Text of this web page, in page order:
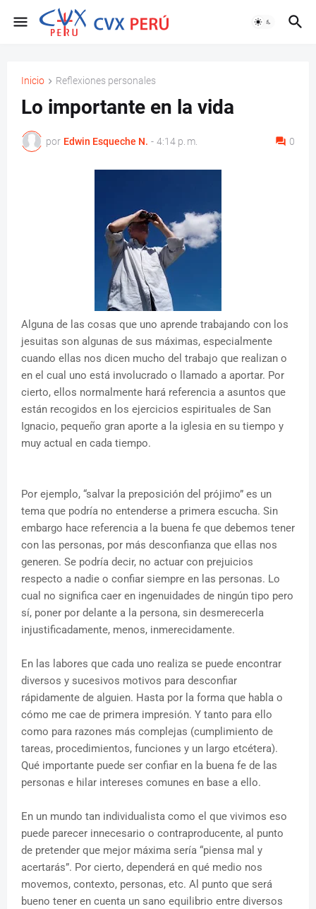
Inicio Reflexiones personales
Lo importante en la vida
por Edwin Esqueche N. - 4:14 p. m. 0
Alguna de las cosas que uno aprende trabajando con los
jesuitas son algunas de sus máximas, especialmente
cuando ellas nos dicen mucho del trabajo que realizan o
en el cual uno está involucrado o llamado a aportar. Por
cierto, ellos normalmente hará referencia a asuntos que
están recogidos en los ejercicios espirituales de San
Ignacio, pequeño gran aporte a la iglesia en su tiempo y
muy actual en cada tiempo.
Por ejemplo, “salvar la preposición del prójimo” es un
tema que podría no entenderse a primera escucha. Sin
embargo hace referencia a la buena fe que debemos tener
con las personas, por más desconfianza que ellas nos
generen. Se podría decir, no actuar con prejuicios
respecto a nadie o confiar siempre en las personas. Lo
cual no significa caer en ingenuidades de ningún tipo pero
sí, poner por delante a la persona, sin desmerecerla
injustificadamente, menos, inmerecidamente.
En las labores que cada uno realiza se puede encontrar
diversos y sucesivos motivos para desconfiar
rápidamente de alguien. Hasta por la forma que habla o
cómo me cae de primera impresión. Y tanto para ello
como para razones más complejas (cumplimiento de
tareas, procedimientos, funciones y un largo etcétera).
Qué importante puede ser confiar en la buena fe de las
personas e hilar intereses comunes en base a ello.
En un mundo tan individualista como el que vivimos eso
puede parecer innecesario o contraproducente, al punto
de pretender que mejor máxima sería “piensa mal y
acertarás”. Por cierto, dependerá en qué medio nos
movemos, contexto, personas, etc. Al punto que será
bueno tener en cuenta un sano equilibrio entre diversos